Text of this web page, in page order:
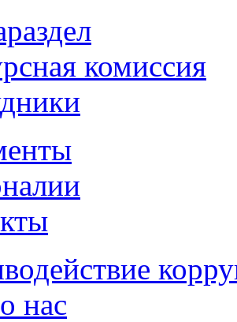
комиссия
нас